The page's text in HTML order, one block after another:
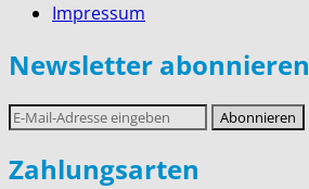
Impressum
Newsletter abonnieren
E-
Mail-
Adresse
Abonnieren
Zahlungsarten